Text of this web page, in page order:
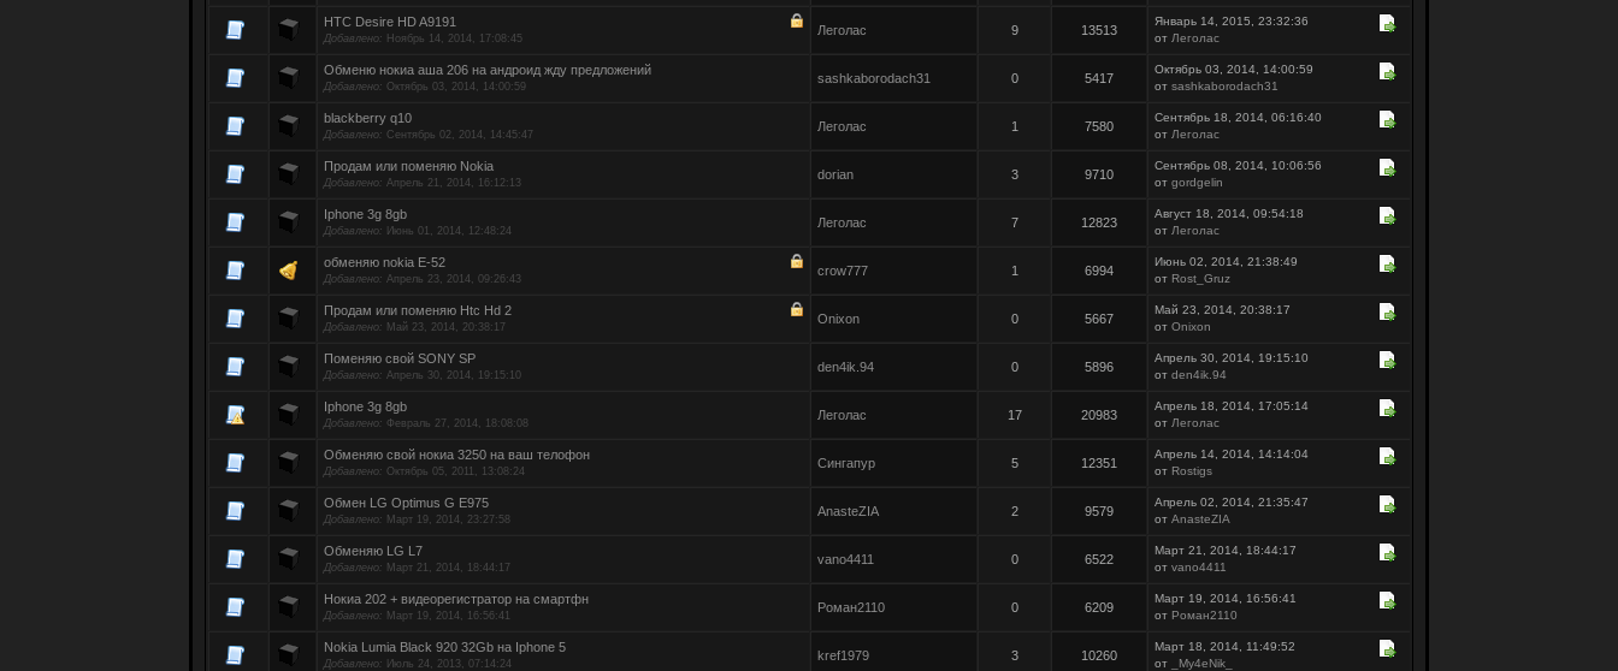
HTC Desire HD A9191
Добавлено: Ноябрь 14, 2014, 17:08:45
Леголас 9 13513
Январь 14, 2015, 23:32:36
от Леголас
Обменю нокиа аша 206 на андроид жду предложений
Добавлено: Октябрь 03, 2014, 14:00:59
sashkaborodach31 0 5417
Октябрь 03, 2014, 14:00:59
от sashkaborodach31
blackberry q10
Добавлено: Сентябрь 02, 2014, 14:45:47
Леголас 1 7580
Сентябрь 18, 2014, 06:16:40
от Леголас
Продам или поменяю Nokia
Добавлено: Апрель 21, 2014, 16:12:13
dorian 3 9710
Сентябрь 08, 2014, 10:06:56
от gordgelin
Iphone 3g 8gb
Добавлено: Июнь 01, 2014, 12:48:24
Леголас 7 12823
Август 18, 2014, 09:54:18
от Леголас
обменяю nokia E-52
Добавлено: Апрель 23, 2014, 09:26:43
crow777 1 6994
Июнь 02, 2014, 21:38:49
от Rost_Gruz
Продам или поменяю Htc Hd 2
Добавлено: Май 23, 2014, 20:38:17
Onixon 0 5667
Май 23, 2014, 20:38:17
от Onixon
Поменяю свой SONY SP
Добавлено: Апрель 30, 2014, 19:15:10
den4ik.94 0 5896
Апрель 30, 2014, 19:15:10
от den4ik.94
Iphone 3g 8gb
Добавлено: Февраль 27, 2014, 18:08:08
Леголас 17 20983
Апрель 18, 2014, 17:05:14
от Леголас
Обменяю свой нокиа 3250 на ваш телофон
Добавлено: Октябрь 05, 2011, 13:08:24
Сингапур 5 12351
Апрель 14, 2014, 14:14:04
от Rostigs
Обмен LG Optimus G E975
Добавлено: Март 19, 2014, 23:27:58
AnasteZIA 2 9579
Апрель 02, 2014, 21:35:47
от AnasteZIA
Обменяю LG L7
Добавлено: Март 21, 2014, 18:44:17
vano4411 0 6522
Март 21, 2014, 18:44:17
от vano4411
Нокиа 202 + видеорегистратор на смартфн
Добавлено: Март 19, 2014, 16:56:41
Роман2110 0 6209
Март 19, 2014, 16:56:41
от Роман2110
Nokia Lumia Black 920 32Gb на Iphone 5
Добавлено: Июль 24, 2013, 07:14:24
kref1979 3 10260
Март 18, 2014, 11:49:52
от
_My4eNik_